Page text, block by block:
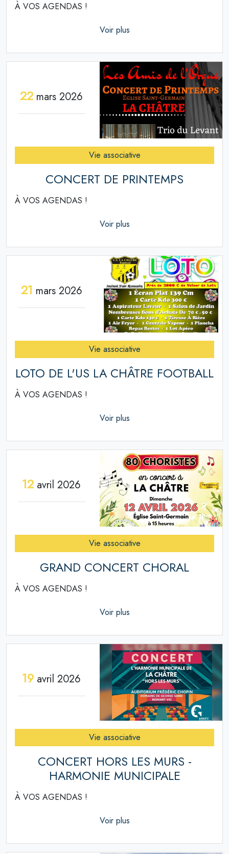
À VOS AGENDAS !
Voir plus
22 mars 2026
Vie associative
CONCERT DE PRINTEMPS
À VOS AGENDAS !
Voir plus
21 mars 2026
Vie associative
LOTO DE L'US LA CHÂTRE FOOTBALL
À VOS AGENDAS !
Voir plus
12 avril 2026
Vie associative
GRAND CONCERT CHORAL
À VOS AGENDAS !
Voir plus
19 avril 2026
Vie associative
CONCERT HORS LES MURS -
HARMONIE MUNICIPALE
À VOS AGENDAS !
Voir plus